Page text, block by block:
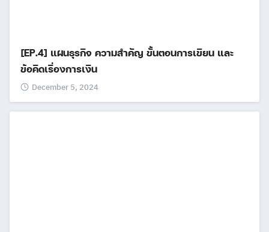
[EP.4] แผนธุรกิจ ความสำคัญ ขั้นตอนการเขียน และ
ข้อคิดเรื่องการเงิน
December 5, 2024